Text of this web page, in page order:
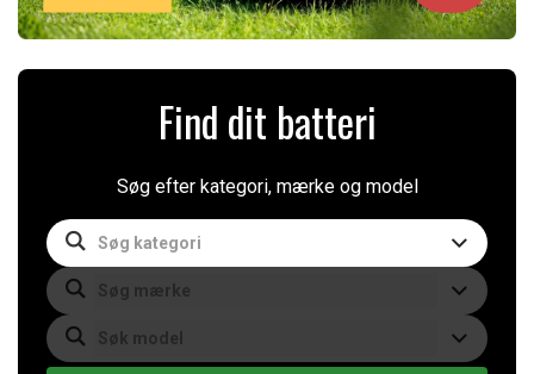
Find dit batteri
Søg efter kategori, mærke og model